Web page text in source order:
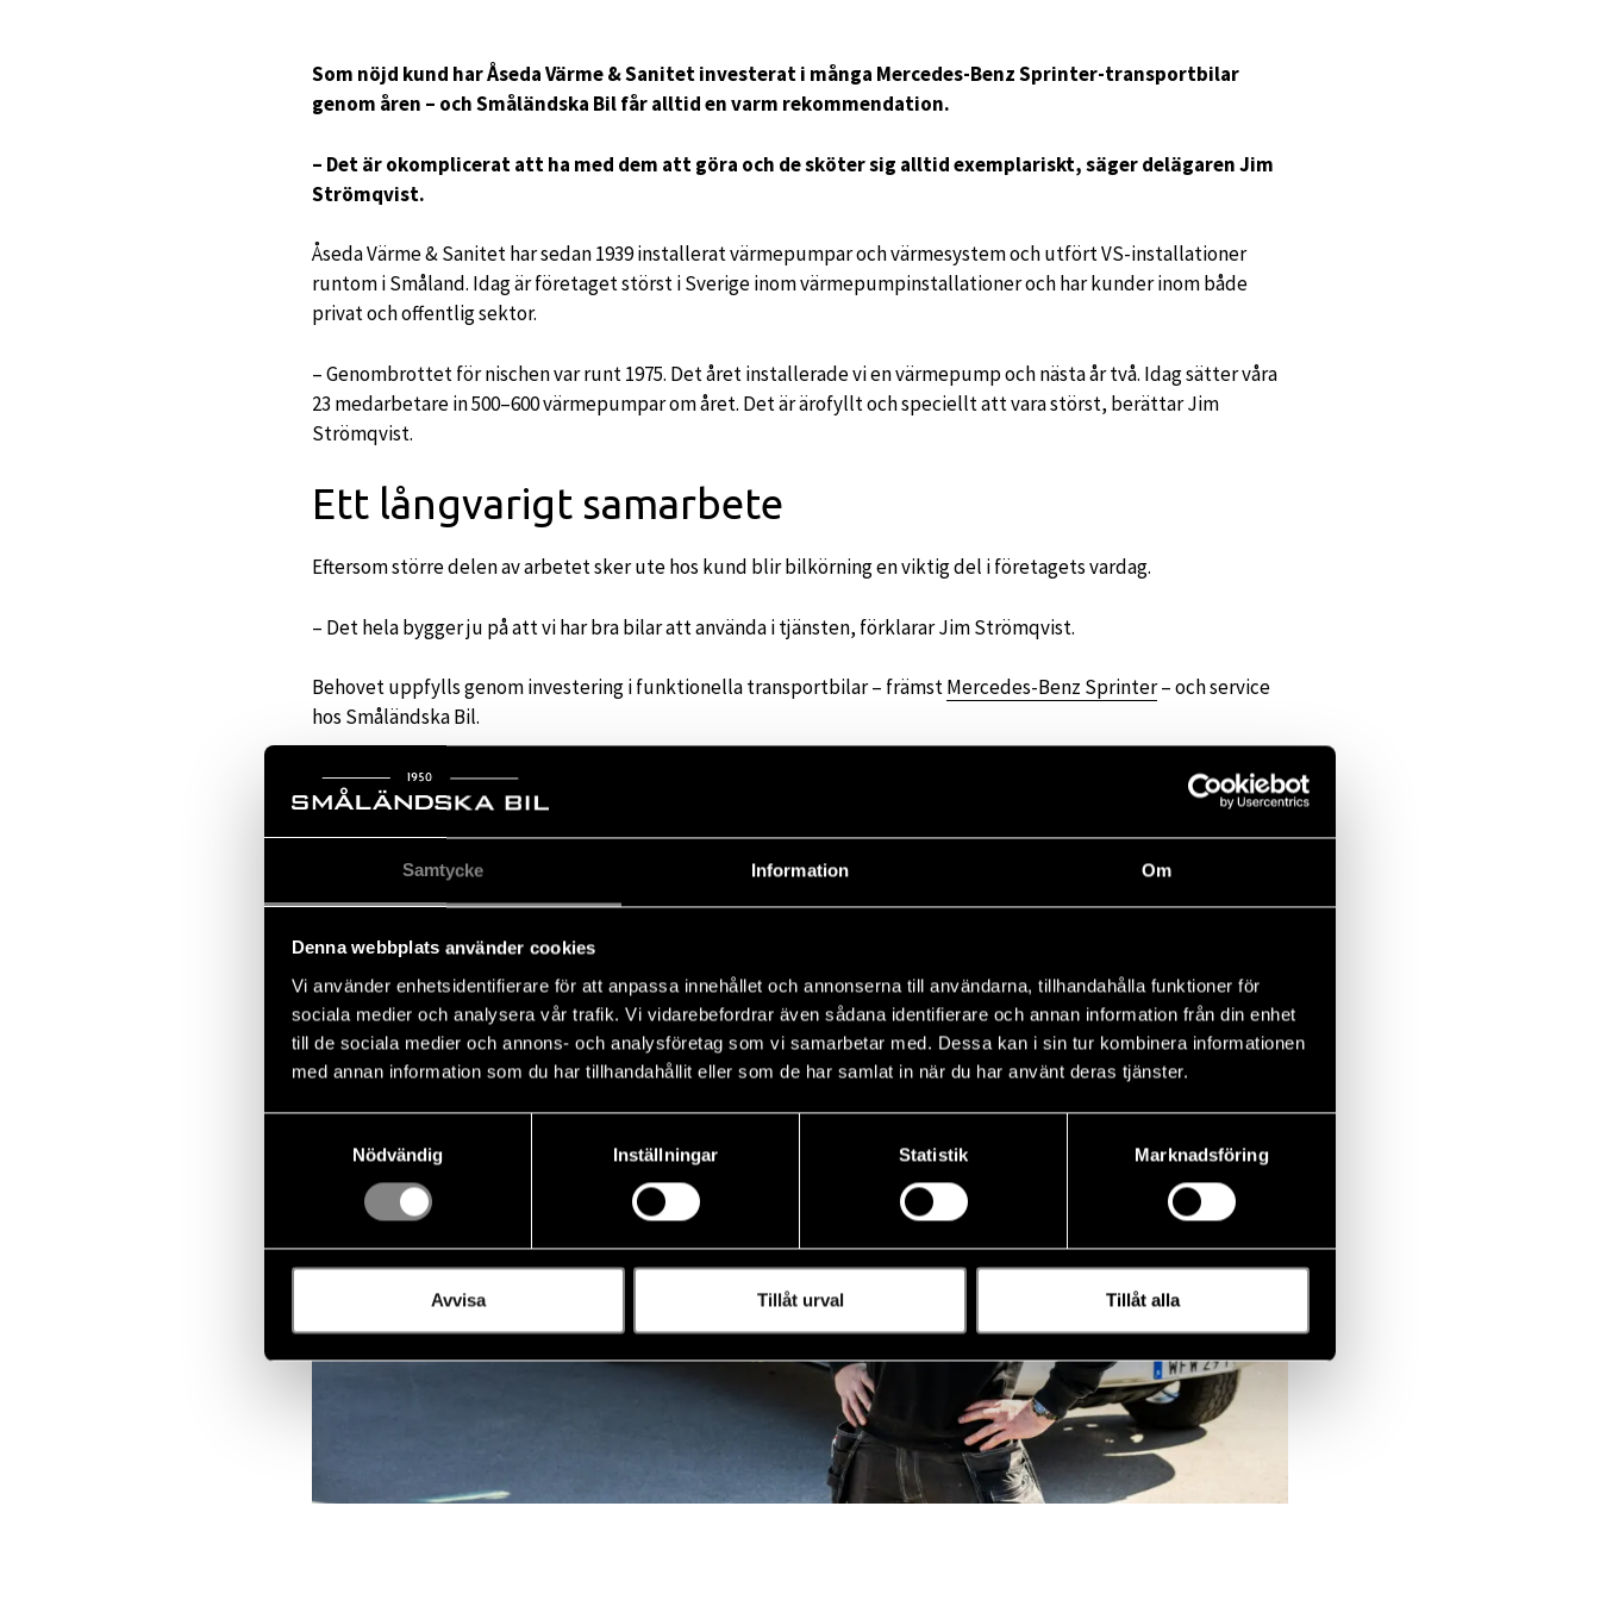
Samtycke Information Om
Denna webbplats använder cookies
Vi använder enhetsidentifierare för att anpassa innehållet och annonserna till användarna, tillhandahålla funktioner för
sociala medier och analysera vår trafik. Vi vidarebefordrar även sådana identifierare och annan information från din enhet
till de sociala medier och annons- och analysföretag som vi samarbetar med. Dessa kan i sin tur kombinera informationen
med annan information som du har tillhandahållit eller som de har samlat in när du har använt deras tjänster.
Nödvändig
Inställningar Statistik Marknadsföring
Avvisa Tillåt urval Tillåt alla
Som nöjd kund har Åseda Värme & Sanitet investerat i många Mercedes-Benz Sprinter-transportbilar
genom åren – och Småländska Bil får alltid en varm rekommendation.
– Det är okomplicerat att ha med dem att göra och de sköter sig alltid exemplariskt, säger delägaren Jim
Strömqvist.
Åseda Värme & Sanitet har sedan 1939 installerat värmepumpar och värmesystem och utfört VS-installationer
runtom i Småland. Idag är företaget störst i Sverige inom värmepumpinstallationer och har kunder inom både
privat och offentlig sektor.
– Genombrottet för nischen var runt 1975. Det året installerade vi en värmepump och nästa år två. Idag sätter våra
23 medarbetare in 500–600 värmepumpar om året. Det är ärofyllt och speciellt att vara störst, berättar Jim
Strömqvist.
Ett långvarigt samarbete
Eftersom större delen av arbetet sker ute hos kund blir bilkörning en viktig del i företagets vardag.
– Det hela bygger ju på att vi har bra bilar att använda i tjänsten, förklarar Jim Strömqvist.
Behovet uppfylls genom investering i funktionella transportbilar – främstMercedes-Benz Sprinter– och service
hos Småländska Bil.
– Småländska bil har en bra produkt och de har alltid tagit väl hand om våra bilar. De är snabba på att ta kontakt,
har en pålitlig serviceverkstad och alla är riktigt trevliga, berättar Jim Strömqvist.